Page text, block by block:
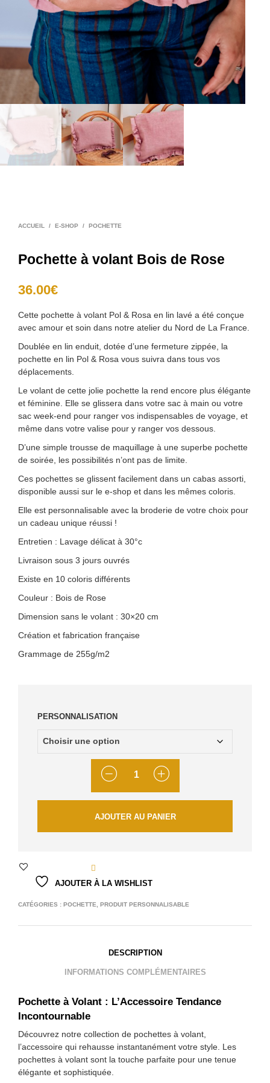
ACCUEIL / E-SHOP / POCHETTE
Pochette à volant Bois de Rose
36.00€
Cette pochette à volant Pol & Rosa en lin lavé a été conçue
avec amour et soin dans notre atelier du Nord de La France.
Doublée en lin enduit, dotée d’une fermeture zippée, la
pochette en lin Pol & Rosa vous suivra dans tous vos
déplacements.
Le volant de cette jolie pochette la rend encore plus élégante
et féminine. Elle se glissera dans votre sac à main ou votre
sac week-end pour ranger vos indispensables de voyage, et
même dans votre valise pour y ranger vos dessous.
D’une simple trousse de maquillage à une superbe pochette
de soirée, les possibilités n’ont pas de limite.
Ces pochettes se glissent facilement dans un cabas assorti,
disponible aussi sur le e-shop et dans les mêmes coloris.
Elle est personnalisable avec la broderie de votre choix pour
un cadeau unique réussi !
Entretien : Lavage délicat à 30°c
Livraison sous 3 jours ouvrés
Existe en 10 coloris différents
Couleur : Bois de Rose
Dimension sans le volant : 30×20 cm
Création et fabrication française
Grammage de 255g/m2
PERSONNALISATION
QUANTITÉ
AJOUTER AU PANIER
AJOUTER À LA WISHLIST
CATÉGORIES : POCHETTE, PRODUIT PERSONNALISABLE
DESCRIPTION
INFORMATIONS COMPLÉMENTAIRES
Pochette à Volant : L’Accessoire Tendance
Incontournable
Découvrez notre collection de pochettes à volant,
l’accessoire qui rehausse instantanément votre style. Les
pochettes à volant sont la touche parfaite pour une tenue
élégante et sophistiquée.